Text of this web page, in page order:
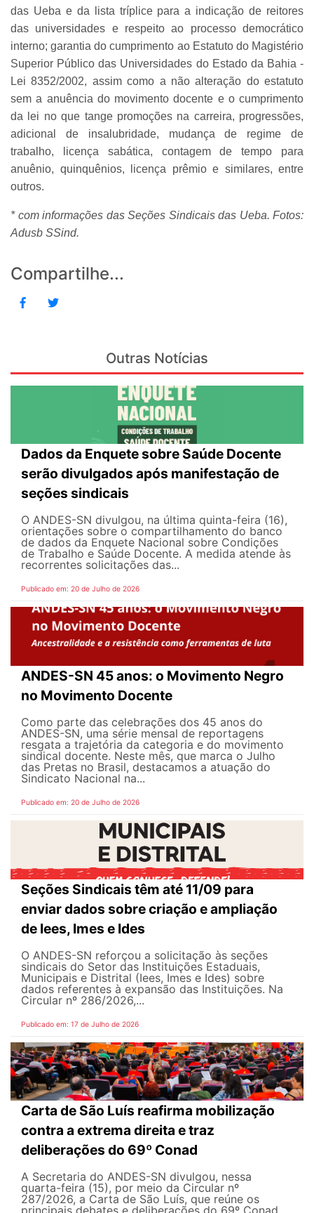
das Ueba e da lista tríplice para a indicação de reitores
das universidades e respeito ao processo democrático
interno; garantia do cumprimento ao Estatuto do Magistério
Superior Público das Universidades do Estado da Bahia -
Lei 8352/2002, assim como a não alteração do estatuto
sem a anuência do movimento docente e o cumprimento
da lei no que tange promoções na carreira, progressões,
adicional de insalubridade, mudança de regime de
trabalho, licença sabática, contagem de tempo para
anuênio, quinquênios, licença prêmio e similares, entre
outros.
* com informações das Seções Sindicais das Ueba. Fotos:
Adusb SSind.
Compartilhe...
Outras Notícias
Dados da Enquete sobre Saúde Docente
serão divulgados após manifestação de
seções sindicais
O ANDES-SN divulgou, na última quinta-feira (16),
orientações sobre o compartilhamento do banco
de dados da Enquete Nacional sobre Condições
de Trabalho e Saúde Docente. A medida atende às
recorrentes solicitações das...
Publicado em: 20 de Julho de 2026
ANDES-SN 45 anos: o Movimento Negro
no Movimento Docente
Como parte das celebrações dos 45 anos do
ANDES-SN, uma série mensal de reportagens
resgata a trajetória da categoria e do movimento
sindical docente. Neste mês, que marca o Julho
das Pretas no Brasil, destacamos a atuação do
Sindicato Nacional na...
Publicado em: 20 de Julho de 2026
Seções Sindicais têm até 11/09 para
enviar dados sobre criação e ampliação
de Iees, Imes e Ides
O ANDES-SN reforçou a solicitação às seções
sindicais do Setor das Instituições Estaduais,
Municipais e Distrital (Iees, Imes e Ides) sobre
dados referentes à expansão das Instituições. Na
Circular nº 286/2026,...
Publicado em: 17 de Julho de 2026
Carta de São Luís reafirma mobilização
contra a extrema direita e traz
deliberações do 69º Conad
A Secretaria do ANDES-SN divulgou, nessa
quarta-feira (15), por meio da Circular nº
287/2026, a Carta de São Luís, que reúne os